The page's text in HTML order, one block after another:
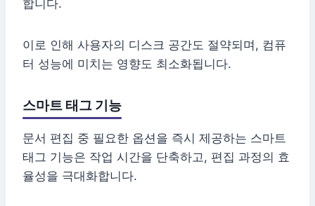
합니다.
이로 인해 사용자의 디스크 공간도 절약되며, 컴퓨
터 성능에 미치는 영향도 최소화됩니다.
스마트 태그 기능
문서 편집 중 필요한 옵션을 즉시 제공하는 스마트
태그 기능은 작업 시간을 단축하고, 편집 과정의 효
율성을 극대화합니다.